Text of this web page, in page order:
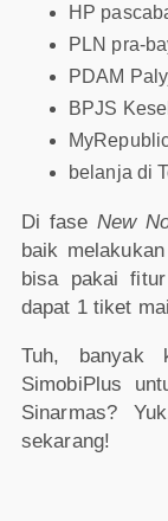
HP
PLN pra-
PDAM
BPJS
belanja di
Di fase New
baik
bisa pakai
dapat 1 tiket
Tuh, banyak
SimobiPlus
Sinarmas?
sekarang!